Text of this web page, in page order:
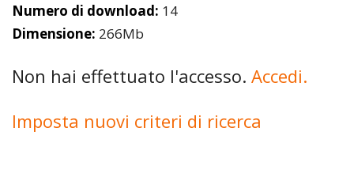
Numero di download: 14
Dimensione: 266Mb
Non hai effettuato l'accesso. Accedi.
Imposta nuovi criteri di ricerca